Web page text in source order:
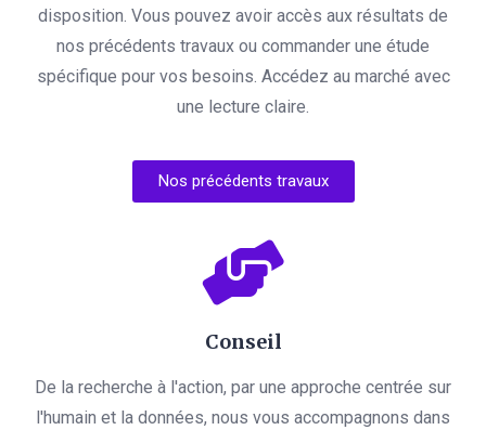
disposition. Vous pouvez avoir accès aux résultats de
nos précédents travaux ou commander une étude
spécifique pour vos besoins. Accédez au marché avec
une lecture claire.
Nos précédents travaux
Conseil
De la recherche à l'action, par une approche centrée sur
l'humain et la données, nous vous accompagnons dans